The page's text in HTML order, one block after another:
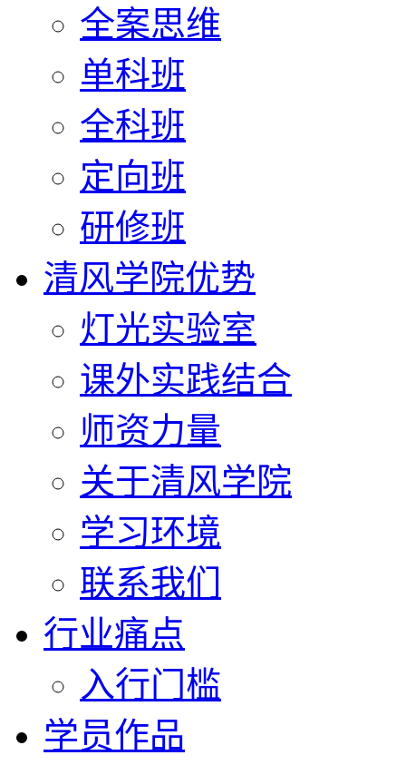
全案思维
单科班
全科班
定向班
研修班
清风学院优势
灯光实验室
课外实践结合
师资力量
关于清风学院
学习环境
联系我们
行业痛点
入行门槛
学员作品